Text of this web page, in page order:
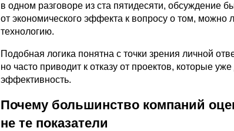
в одном разговоре из ста пятидесяти, обсуждение
от экономического эффекта к вопросу о том, можно
технологию.
Подобная логика понятна с точки зрения личной
но часто приводит к отказу от проектов, которые
эффективность.
Почему большинство компаний
не те показатели